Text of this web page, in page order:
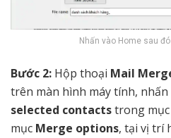
Nhấn vào Home sau
Bước 2: Hộp thoại Mail
trên màn hình máy tính, nhấn
selected contactstrong mục
mục Merge options, tại vị trí